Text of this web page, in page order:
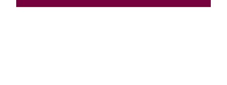
pažintis ir kelionė po Europą ir senuosius
kurių